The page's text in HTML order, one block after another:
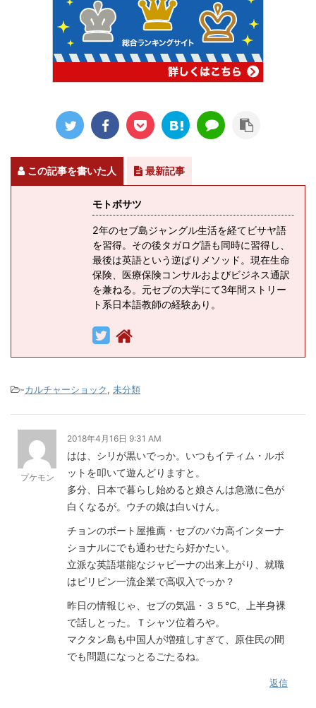
この記事を書いた人 最新記事
モトボサツ
2年のセブ島ジャングル生活を経てビサヤ語
を習得。その後タガログ語も同時に習得し、
最後は英語という逆ばりメソッド。現在生命
保険、医療保険コンサルおよびビジネス通訳
を兼ねる。元セブの大学にて3年間ストリー
ト系日本語教師の経験あり。
-カルチャーショック, 未分類
プケモン
2018年4月16日 9:31 AM
はは、シリが黒いでっか。いつもイティム・ルボ
ットを叩いて遊んどりますと。
多分、日本で暮らし始めると娘さんは急激に色が
白くなるが。ウチの娘は白いけん。
チョンのボート屋推薦・セブのバカ高インターナ
ショナルにでも通わせたら好かたい。
立派な英語堪能なジャピーナの出来上がり、就職
はピリピン一流企業で高収入でっか？
昨日の情報じゃ、セブの気温・３５℃、上半身裸
で話しとった。Ｔシャツ位着ろや。
マクタン島も中国人が増殖しすぎて、原住民の間
でも問題になっとるごたるね。
返信